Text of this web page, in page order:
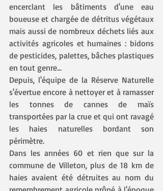
encerclant les bâtiments d'une eau
boueuse et chargée de détritus végétaux
mais aussi de nombreux déchets liés aux
activités agricoles et humaines : bidons
de pesticides, palettes, bâches plastiques
en tout genre...
Depuis, l'équipe de la Réserve Naturelle
s'évertue encore à nettoyer et à ramasser
les tonnes de cannes de maïs
transportées par la crue et qui ont ravagé
les haies naturelles bordant son
périmètre.
Dans les années 60 et rien que sur la
commune de Villeton, plus de 18 km de
haies avaient été détruites au nom du